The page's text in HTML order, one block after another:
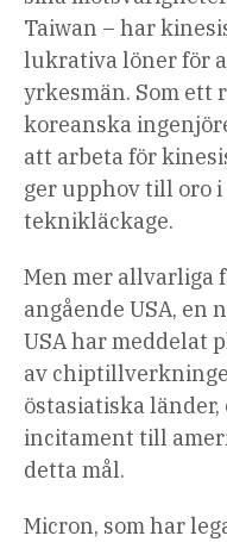
Taiwan – har
lukrativa löner för
yrkesmän. Som
koreanska
att arbeta för
ger upphov till oro
teknikläckage.
Men mer allvarliga
angående USA, en
USA har meddelat
av
östasiatiska
incitament till
detta mål.
Micron, som har